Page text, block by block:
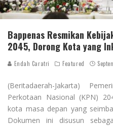
Bappenas Resmikan
2045, Dorong Kota yang
Endah Caratri Featured
(Beritadaerah-Jakarta)
Perkotaan Nasional (KPN)
kota masa depan yang
Dokumen ini disusun